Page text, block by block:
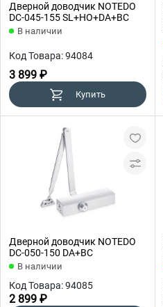
Дверной доводчик NOTEDO
DC-045-155 SL+HO+DA+BC
В наличии
Код Товара: 94084
3 899 ₽
Купить
Дверной доводчик NOTEDO
DC-050-150 DA+BC
В наличии
Код Товара: 94085
2 899 ₽